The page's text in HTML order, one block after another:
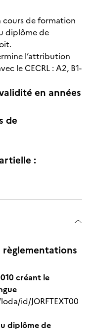
de formation
diplôme de
l’attribution
le CECRL : A2, B1-
en années
de
:
règlementations
créant le
id/JORFTEXT00
diplôme de